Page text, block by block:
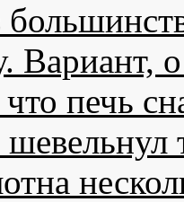
Вариант,
печь